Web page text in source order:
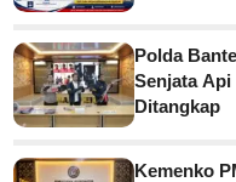
Polda
Senjata Api
Ditangkap
Kemenko